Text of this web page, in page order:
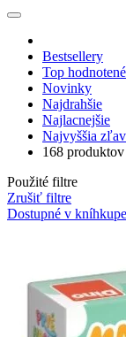
Bestsellery
Top hodnotené
Novinky
Najdrahšie
Najlacnejšie
Najvyššia
168 produktov
Použité filtre
Zrušiť filtre
Dostupné v